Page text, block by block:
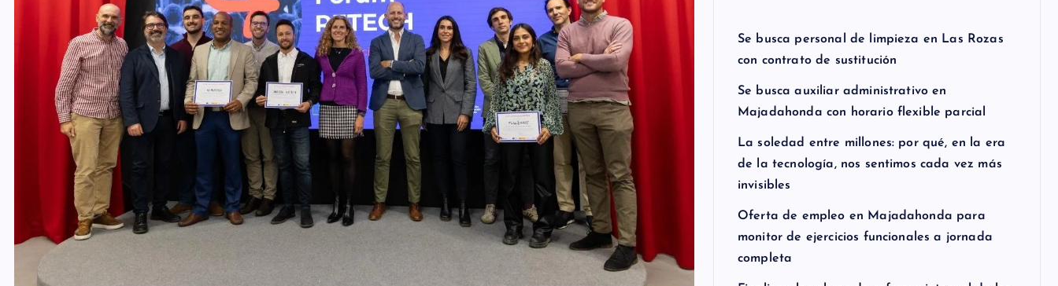
Se busca personal de limpieza en Las Rozas
con contrato de sustitución
Se busca auxiliar administrativo en
Majadahonda con horario flexible parcial
La soledad entre millones: por qué, en la era
de la tecnología, nos sentimos cada vez más
invisibles
Oferta de empleo en Majadahonda para
monitor de ejercicios funcionales a jornada
completa